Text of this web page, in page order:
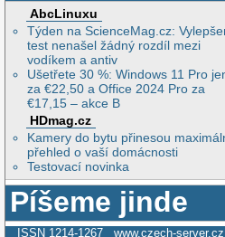
AbcLinuxu
Týden na ScienceMag.cz:
test nenašel žádný rozdíl mezi
vodíkem a antiv
Ušetřete 30 %: Windows 11 Pro
za €22,50 a Office 2024 Pro za
€17,15 – akce B
HDmag.cz
Kamery do bytu přinesou
přehled o vaší domácnosti
Testovací novinka
Píšeme jinde
ISSN 1214-1267 www.czech-server.cz